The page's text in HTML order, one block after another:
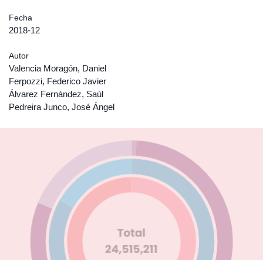
Fecha
2018-12
Autor
Valencia Moragón, Daniel
Ferpozzi, Federico Javier
Álvarez Fernández, Saúl
Pedreira Junco, José Ángel